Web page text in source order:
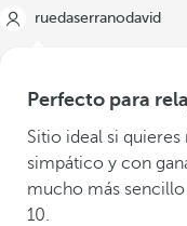
ruedaserranodavid
Perfecto para
Sitio ideal si
simpático y con
mucho más sencillo
10.